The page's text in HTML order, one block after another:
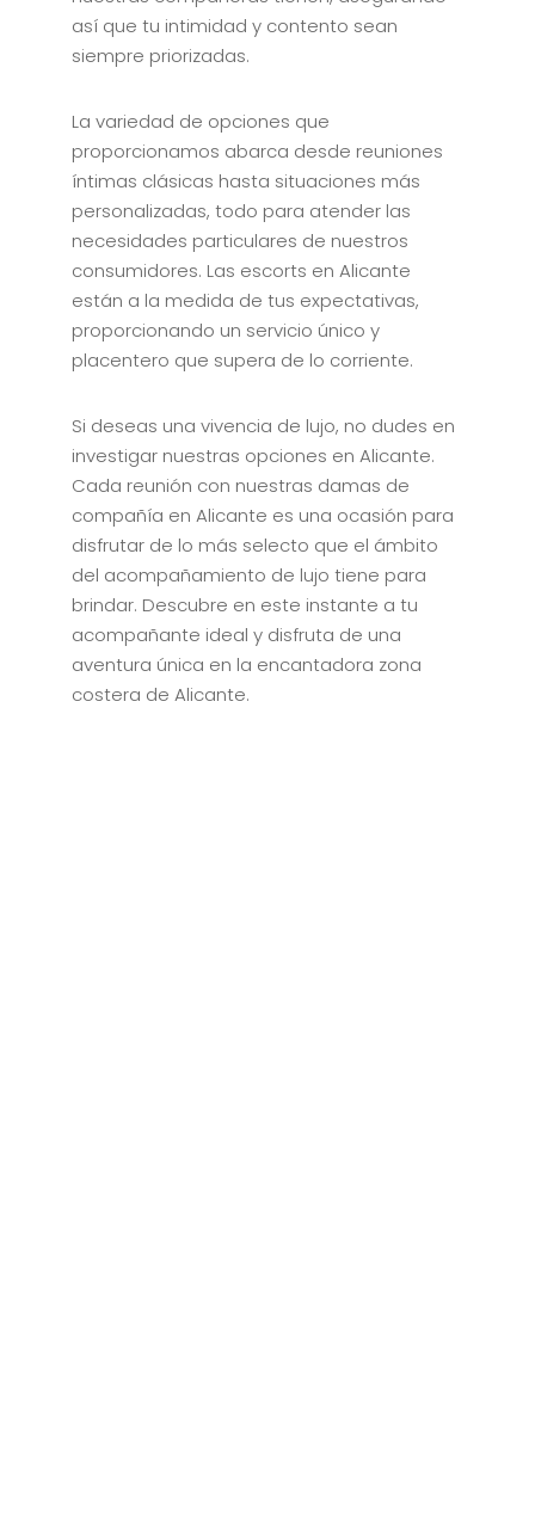
así que tu intimidad y contento sean
siempre priorizadas.
La variedad de opciones que
proporcionamos abarca desde reuniones
íntimas clásicas hasta situaciones más
personalizadas, todo para atender las
necesidades particulares de nuestros
consumidores. Las escorts en Alicante
están a la medida de tus expectativas,
proporcionando un servicio único y
placentero que supera de lo corriente.
Si deseas una vivencia de lujo, no dudes en
investigar nuestras opciones en Alicante.
Cada reunión con nuestras damas de
compañía en Alicante es una ocasión para
disfrutar de lo más selecto que el ámbito
del acompañamiento de lujo tiene para
brindar. Descubre en este instante a tu
acompañante ideal y disfruta de una
aventura única en la encantadora zona
costera de Alicante.